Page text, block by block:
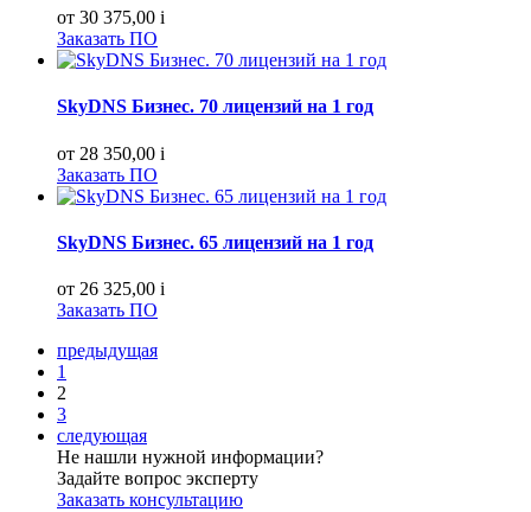
от 30 375,00 i
Заказать ПО
SkyDNS Бизнес. 70 лицензий на 1 год
от 28 350,00 i
Заказать ПО
SkyDNS Бизнес. 65 лицензий на 1 год
от 26 325,00 i
Заказать ПО
предыдущая
1
2
3
следующая
Не нашли нужной информации?
Задайте вопрос эксперту
Заказать консультацию